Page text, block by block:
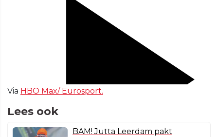
Via HBO Max/ Eurosport.
Lees ook
BAM! Jutta Leerdam pakt